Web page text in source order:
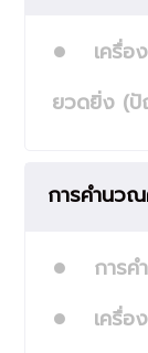
เครื่
ยวดยิ่ง (ปั
การคำนว
การ
เครื่